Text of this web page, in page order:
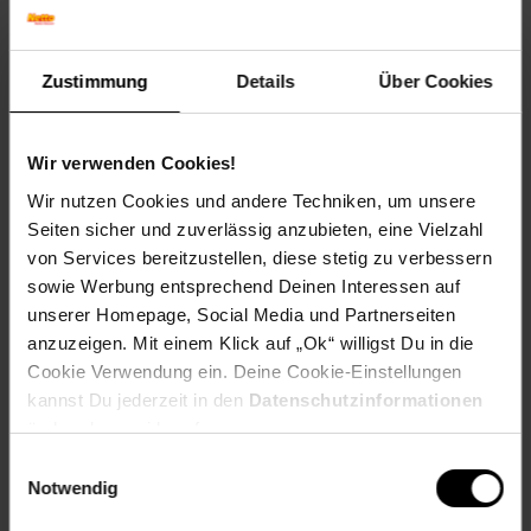
Zustimmung Details Über Cookies
Wir verwenden Cookies!
Wir nutzen Cookies und andere Techniken, um unsere
Seiten sicher und zuverlässig anzubieten, eine Vielzahl
von Services bereitzustellen, diese stetig zu verbessern
sowie Werbung entsprechend Deinen Interessen auf
unserer Homepage, Social Media und Partnerseiten
anzuzeigen. Mit einem Klick auf „Ok“ willigst Du in die
Cookie Verwendung ein. Deine Cookie-Einstellungen
kannst Du jederzeit in den Datenschutzinformationen
ändern bzw. widerrufen.
Notwendig
Artikel gehört zur Kategorie:Computer- & Notebook-
Zubehör
Versandinformationen
Herstellerinformationen
Altgeräterücknahme